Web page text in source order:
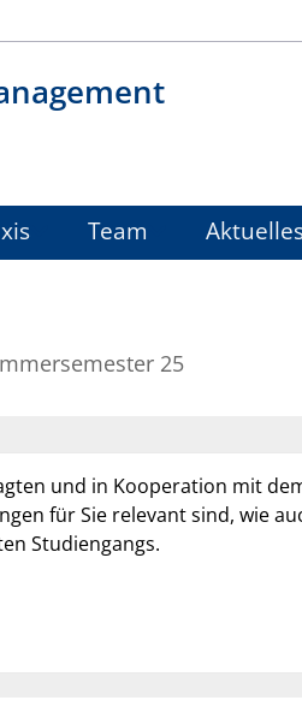
Team
25
und in Kooperation mit
für Sie relevant sind, wie
Studiengangs.